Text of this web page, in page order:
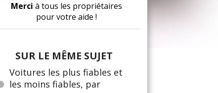
Merci à tous les propriétaires
pour votre aide !
SUR LE MÊME SUJET
Voitures les plus fiables et
les moins fiables, par